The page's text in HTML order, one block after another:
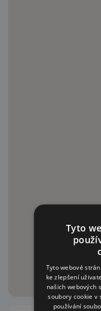
Tyto
Tyto webové
ke zlepšení
našich webových
soubory cookie v
používání